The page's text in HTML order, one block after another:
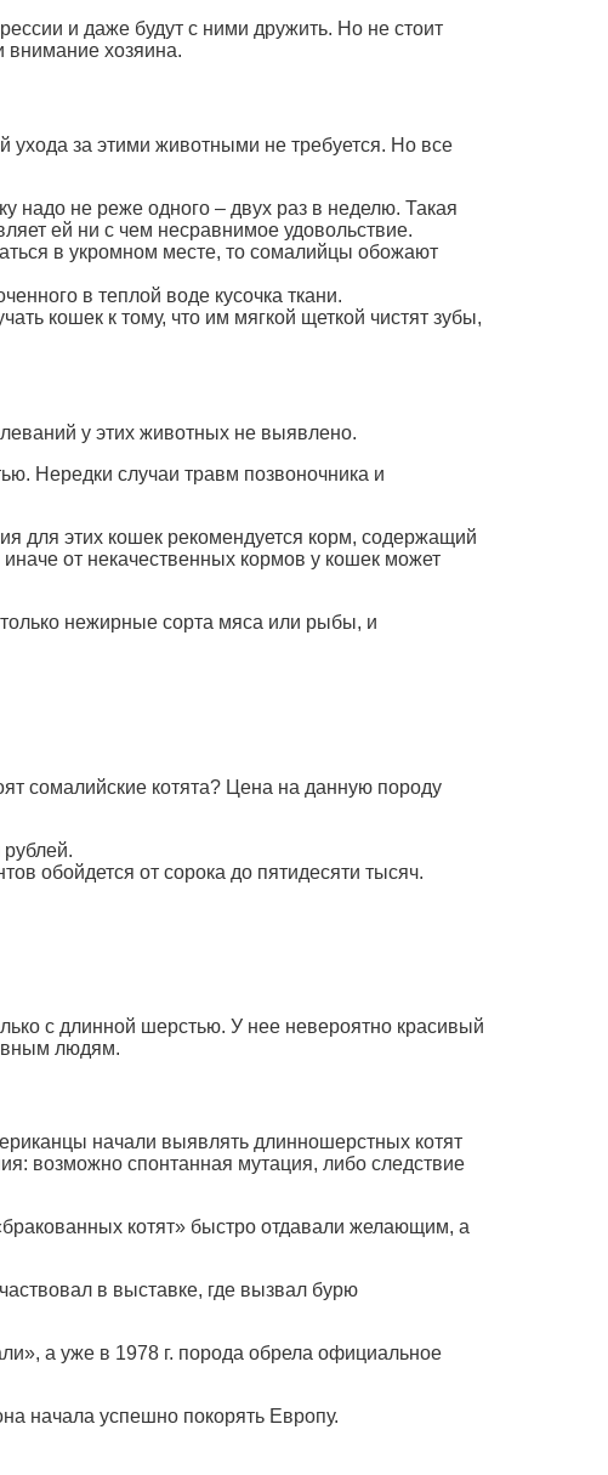
и даже будут с ними дружить. Но не стоит
внимание хозяина.
ухода за этими животными не требуется. Но все
надо не реже одного – двух раз в неделю. Такая
ей ни с чем несравнимое удовольствие.
в укромном месте, то сомалийцы обожают
в теплой воде кусочка ткани.
кошек к тому, что им мягкой щеткой чистят зубы,
у этих животных не выявлено.
Нередки случаи травм позвоночника и
для этих кошек рекомендуется корм, содержащий
от некачественных кормов у кошек может
нежирные сорта мяса или рыбы, и
сомалийские котята? Цена на данную породу
обойдется от сорока до пятидесяти тысяч.
с длинной шерстью. У нее невероятно красивый
людям.
начали выявлять длинношерстных котят
возможно спонтанная мутация, либо следствие
котят» быстро отдавали желающим, а
в выставке, где вызвал бурю
а уже в 1978 г. порода обрела официальное
начала успешно покорять Европу.